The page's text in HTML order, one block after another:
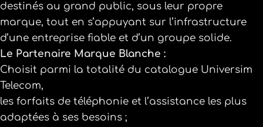
destinés au grand public, sous leur propre
marque, tout en s’appuyant sur l’infrastructure
d’une entreprise fiable et d’un groupe solide.
Le Partenaire Marque Blanche :
Choisit parmi la totalité du catalogue Universim
Telecom,
les forfaits de téléphonie et l’assistance les plus
adaptées à ses besoins ;